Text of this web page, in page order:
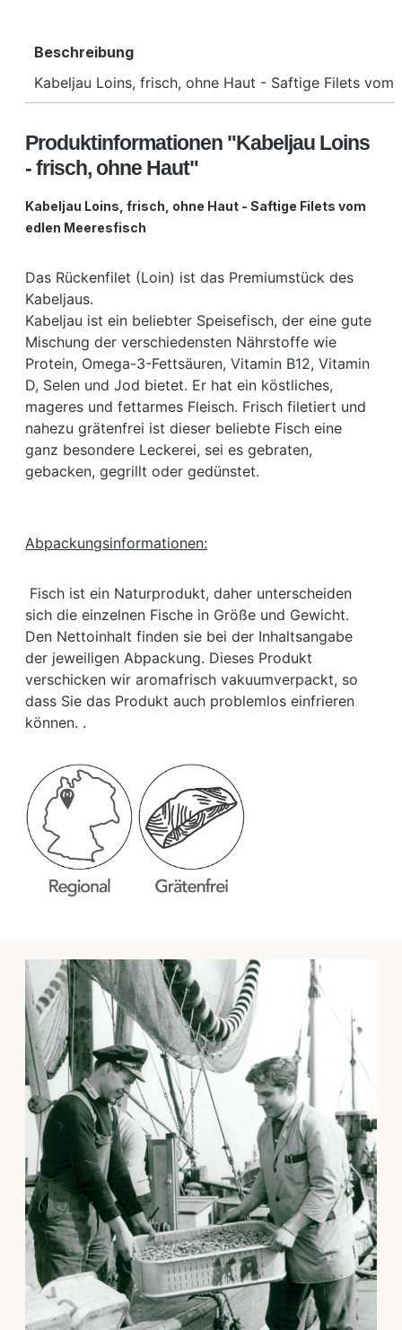
Beschreibung
Kabeljau Loins, frisch, ohne Haut - Saftige Filets
Produktinformationen "Kabeljau Loins
- frisch, ohne Haut"
Kabeljau Loins, frisch, ohne Haut - Saftige Filets vom
edlen Meeresfisch
Das Rückenfilet (Loin) ist das Premiumstück des
Kabeljaus.
Kabeljau ist ein beliebter Speisefisch, der eine gute
Mischung der verschiedensten Nährstoffe wie
Protein, Omega-3-Fettsäuren, Vitamin B12, Vitamin
D, Selen und Jod bietet. Er hat ein köstliches,
mageres und fettarmes Fleisch. Frisch filetiert und
nahezu grätenfrei ist dieser beliebte Fisch eine
ganz besondere Leckerei, sei es gebraten,
gebacken, gegrillt oder gedünstet.
Abpackungsinformationen:
Fisch ist ein Naturprodukt, daher unterscheiden
sich die einzelnen Fische in Größe und Gewicht.
Den Nettoinhalt finden sie bei der Inhaltsangabe
der jeweiligen Abpackung. Dieses Produkt
verschicken wir aromafrisch vakuumverpackt, so
dass Sie das Produkt auch problemlos einfrieren
können. .